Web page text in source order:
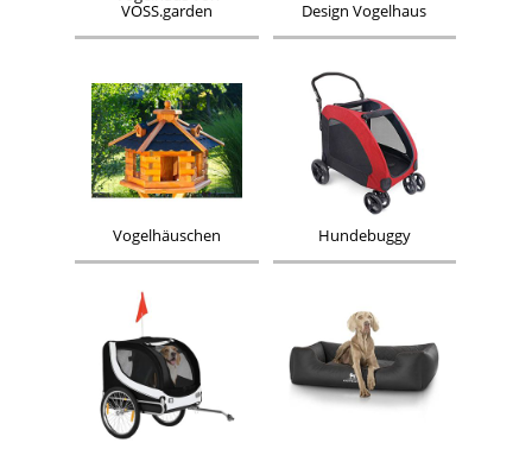
VOSS.garden
Design Vogelhaus
Vogelhäuschen Hundebuggy